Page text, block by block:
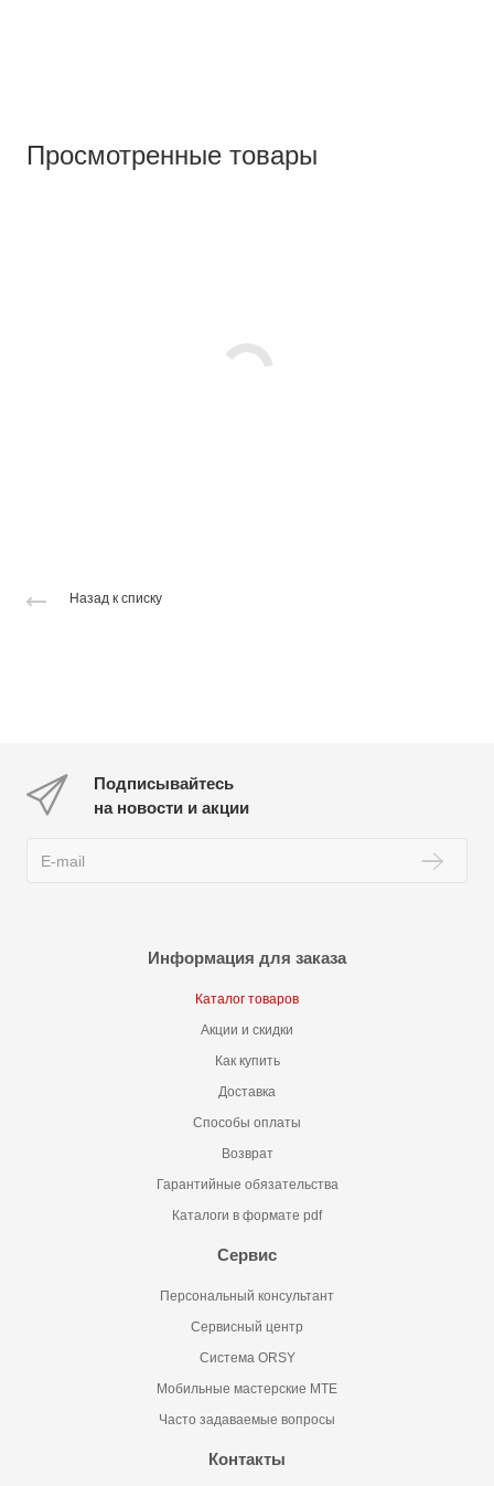
Просмотренные товары
Назад к списку
Подписывайтесь
на новости и акции
Информация для заказа
Каталог товаров
Акции и скидки
Как купить
Доставка
Способы оплаты
Возврат
Гарантийные обязательства
Каталоги в формате pdf
Сервис
Персональный консультант
Сервисный центр
Система ORSY
Мобильные мастерские MTE
Часто задаваемые вопросы
Контакты